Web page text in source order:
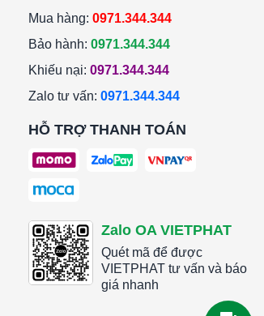
Mua hàng: 0971.344.344
Bảo hành: 0971.344.344
Khiếu nại: 0971.344.344
Zalo tư vấn: 0971.344.344
HỖ TRỢ THANH TOÁN
Zalo OA VIETPHAT
Quét mã để được
VIETPHAT tư vấn và báo
giá nhanh